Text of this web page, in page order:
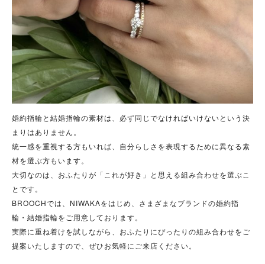
婚約指輪と結婚指輪の素材は、必ず同じでなければいけないという決
まりはありません。
統一感を重視する方もいれば、自分らしさを表現するために異なる素
材を選ぶ方もいます。
大切なのは、おふたりが「これが好き」と思える組み合わせを選ぶこ
とです。
BROOCHでは、NIWAKAをはじめ、さまざまなブランドの婚約指
輪・結婚指輪をご用意しております。
実際に重ね着けを試しながら、おふたりにぴったりの組み合わせをご
提案いたしますので、ぜひお気軽にご来店ください。